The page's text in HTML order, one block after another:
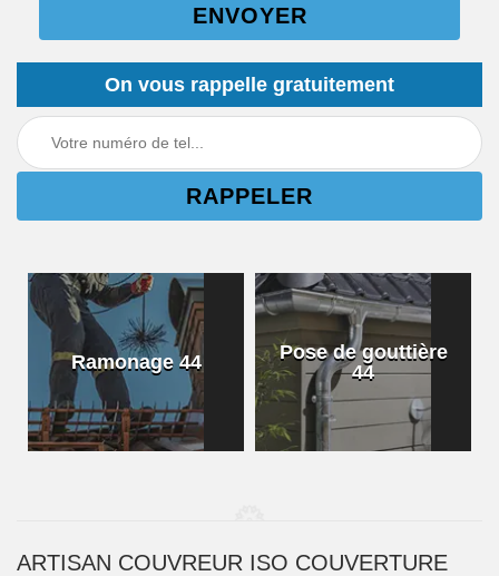
On vous rappelle gratuitement
Ramonage 44
Pose de gouttière
44
ARTISAN COUVREUR ISO COUVERTURE